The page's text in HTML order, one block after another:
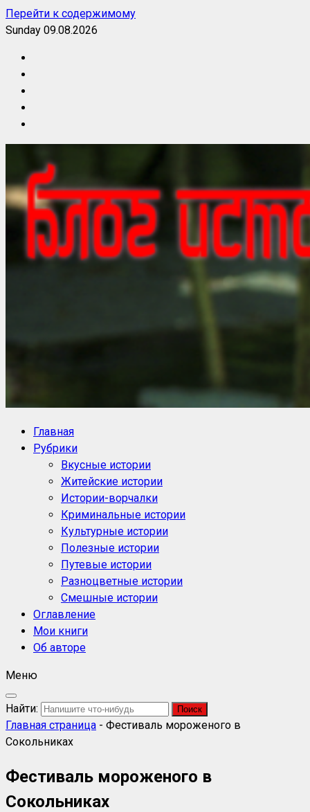
Перейти к содержимому
Sunday 09.08.2026
Блог историй NoorySan
Главная
Рубрики
Вкусные истории
Житейские истории
Истории-ворчалки
Криминальные истории
Культурные истории
Полезные истории
Путевые истории
Разноцветные истории
Смешные истории
Оглавление
Мои книги
Об авторе
Меню
Найти:
Главная страница - Фестиваль мороженого в
Сокольниках
Фестиваль мороженого в
Сокольниках